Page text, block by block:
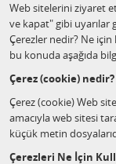
Web sitelerini ziyaret
ve kapat" gibi uyarılar
Çerezler nedir? Ne için
bu konuda aşağıda
Çerez (cookie) nedir?
Çerez (cookie) Web
amacıyla web sitesi
küçük metin
Çerezleri Ne İçin